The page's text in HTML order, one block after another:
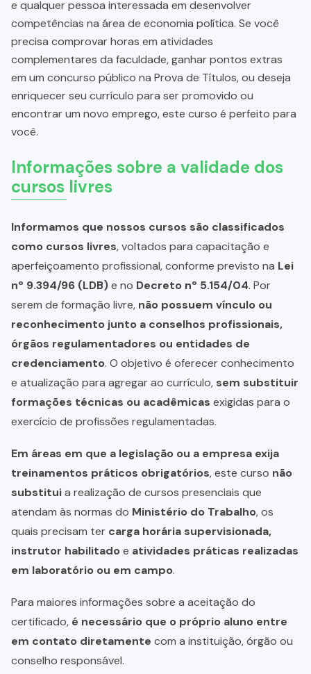
e qualquer pessoa interessada em desenvolver
competências na área de economia política. Se você
precisa comprovar horas em atividades
complementares da faculdade, ganhar pontos extras
em um concurso público na Prova de Títulos, ou deseja
enriquecer seu currículo para ser promovido ou
encontrar um novo emprego, este curso é perfeito para
você.
Informações sobre a validade dos
cursos livres
Informamos que nossos cursos são classificados
como cursos livres, voltados para capacitação e
aperfeiçoamento profissional, conforme previsto na Lei
nº 9.394/96 (LDB)e no Decreto nº 5.154/04. Por
serem de formação livre, não possuem vínculo ou
reconhecimento junto a conselhos profissionais,
órgãos regulamentadores ou entidades de
credenciamento. O objetivo é oferecer conhecimento
e atualização para agregar ao currículo, sem substituir
formações técnicas ou acadêmicas exigidas para o
exercício de profissões regulamentadas.
Em áreas em que a legislação ou a empresa exija
treinamentos práticos obrigatórios, este curso não
substituia realização de cursos presenciais que
atendam às normas do Ministério do Trabalho, os
quais precisam ter carga horária supervisionada,
instrutor habilitadoe atividades práticas realizadas
em laboratório ou em campo.
Para maiores informações sobre a aceitação do
certificado, é necessário que o próprio aluno entre
em contato diretamente com a instituição, órgão ou
conselho responsável.